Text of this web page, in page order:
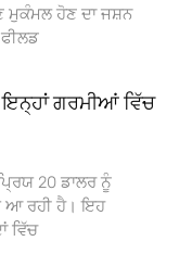
ਮੁਕੰਮਲ ਹੋਣ ਦਾ ਜਸ਼ਨ
ਗਰਮੀਆਂ ਵਿੱਚ
20 ਡਾਲਰ ਨੂੰ
ਆ ਰਹੀ ਹੈ। ਇਹ
ਵਿੱਚ